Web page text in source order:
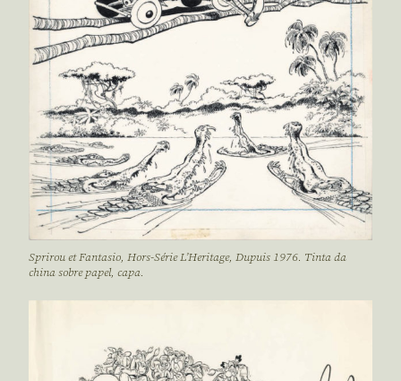
Sprirou et Fantasio, Hors-Série L’Heritage, Dupuis 1976. Tinta da
china sobre papel, capa.